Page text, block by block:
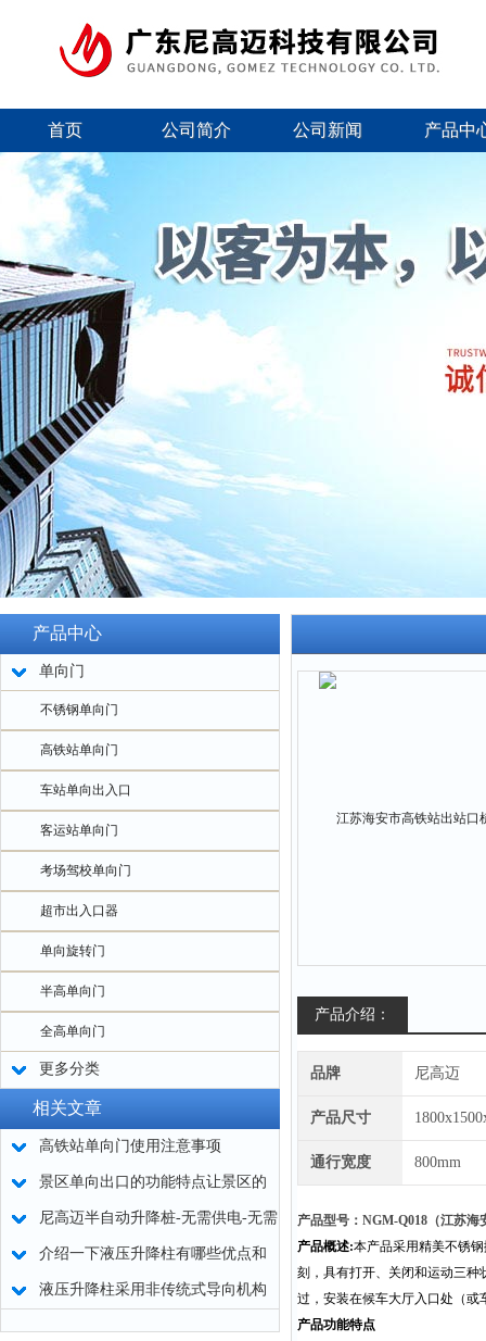
首页 公司简介 公司新闻 产品中
产品中心
单向门
不锈钢单向门
高铁站单向门
车站单向出入口
客运站单向门
考场驾校单向门
超市出入口器
单向旋转门
半高单向门
全高单向门
更多分类
相关文章
高铁站单向门使用注意事项
景区单向出口的功能特点让景区的
行人出入口管理更加便捷
尼高迈半自动升降桩-无需供电-无需
布线管
介绍一下液压升降柱有哪些优点和
作用？
液压升降柱采用非传统式导向机构
产品介绍：
品牌 尼高迈
产品尺寸
通行宽度 800mm
产品型号：NGM-Q018（江苏
产品概述:本产品采用精美不锈
刻，具有打开、关闭和运动三种
过，安装在候车大厅入口处（或
产品功能特点